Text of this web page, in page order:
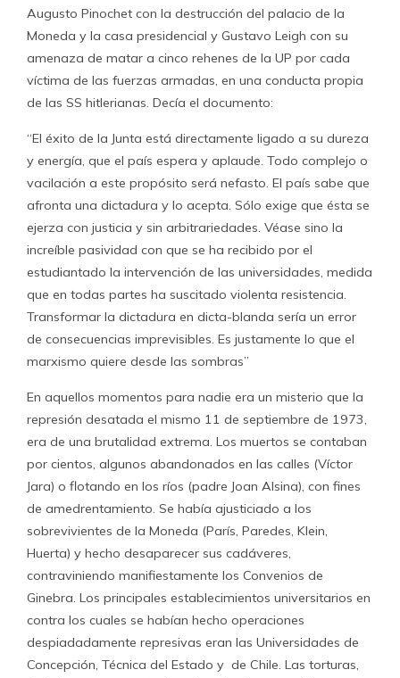
Augusto Pinochet con la destrucción del palacio de la
Moneda y la casa presidencial y Gustavo Leigh con su
amenaza de matar a cinco rehenes de la UP por cada
víctima de las fuerzas armadas, en una conducta propia
de las SS hitlerianas. Decía el documento:
“El éxito de la Junta está directamente ligado a su dureza
y energía, que el país espera y aplaude. Todo complejo o
vacilación a este propósito será nefasto. El país sabe que
afronta una dictadura y lo acepta. Sólo exige que ésta se
ejerza con justicia y sin arbitrariedades. Véase sino la
increíble pasividad con que se ha recibido por el
estudiantado la intervención de las universidades, medida
que en todas partes ha suscitado violenta resistencia.
Transformar la dictadura en dicta-blanda sería un error
de consecuencias imprevisibles. Es justamente lo que el
marxismo quiere desde las sombras”
En aquellos momentos para nadie era un misterio que la
represión desatada el mismo 11 de septiembre de 1973,
era de una brutalidad extrema. Los muertos se contaban
por cientos, algunos abandonados en las calles (Víctor
Jara) o flotando en los ríos (padre Joan Alsina), con fines
de amedrentamiento. Se había ajusticiado a los
sobrevivientes de la Moneda (París, Paredes, Klein,
Huerta) y hecho desaparecer sus cadáveres,
contraviniendo manifiestamente los Convenios de
Ginebra. Los principales establecimientos universitarios en
contra los cuales se habían hecho operaciones
despiadadamente represivas eran las Universidades de
Concepción, Técnica del Estado y de Chile. Las torturas,